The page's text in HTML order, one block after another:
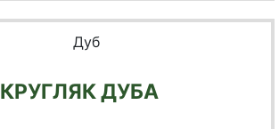
КРУГЛЯК ДУБА